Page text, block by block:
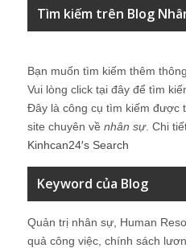
Tìm kiếm trên Blog
Bạn muốn tìm kiếm thêm
Vui lòng click tại đây để tìm
Đây là công cụ tìm kiếm được
site chuyên về nhân sự. Chi
Kinhcan24′s Search
Keyword của Blog
Quản trị nhân sự, Human
quả công việc, chính sách